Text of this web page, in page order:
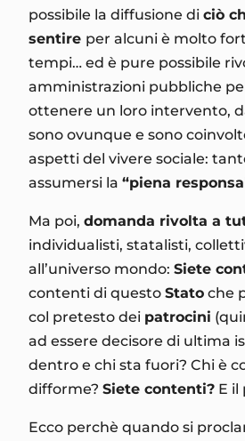
possibile la diffusione di ciò
sentire per alcuni è molto
tempi… ed è pure possibile
amministrazioni pubbliche
ottenere un loro intervento,
sono ovunque e sono
aspetti del vivere sociale:
assumersi la “piena
Ma poi, domanda rivolta a
individualisti, statalisti,
all’universo mondo: Siete
contenti di questo Stato che
col pretesto dei patrocini
ad essere decisore di ultima
dentro e chi sta fuori? Chi è
difforme? Siete contenti? E il
Ecco perchè quando si